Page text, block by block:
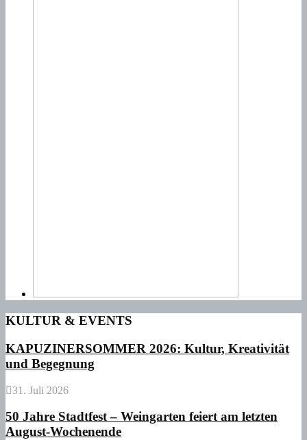
KULTUR & EVENTS
KAPUZINERSOMMER 2026: Kultur, Kreativität
und Begegnung
31. Juli 2026
50 Jahre Stadtfest – Weingarten feiert am letzten
August-Wochenende